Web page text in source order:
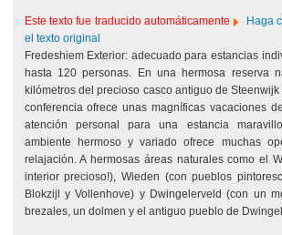
Este texto fue traducido automáticamente
Haga
el texto original
Fredeshiem Exterior: adecuado para estancias
hasta 120 personas. En una hermosa reserva
kilómetros del precioso casco antiguo de
conferencia ofrece unas magníficas vacaciones
atención personal para una estancia
ambiente hermoso y variado ofrece muchas
relajación. A hermosas áreas naturales como el
interior precioso!), Wieden (con pueblos
Blokzijl y Vollenhove) y Dwingelerveld (con un
brezales, un dolmen y el antiguo pueblo de